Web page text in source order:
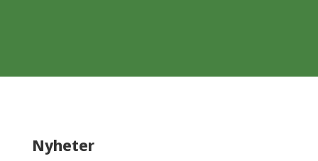
Nyheter